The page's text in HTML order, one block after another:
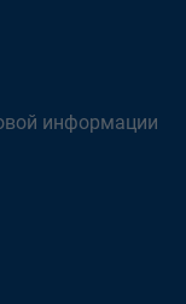
информации